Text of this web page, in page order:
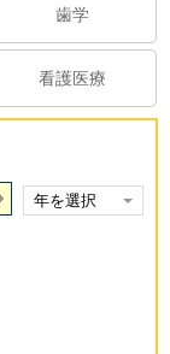
歯学
看護医療